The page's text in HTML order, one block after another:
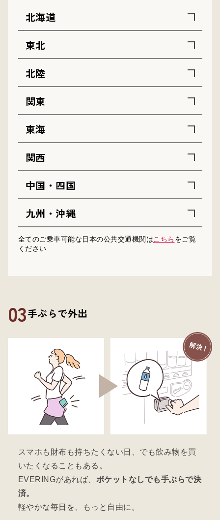
北海道
東北
北陸
関東
東海
関西
中国・四国
九州・沖縄
全てのご乗車可能な日本の公共交通機関はこちら をご覧
ください
03手ぶらで外出
スマホも財布も持ちたくない日、でも飲み物を買
いたくなることもある。
EVERINGがあれば、 ポケットなしでも手ぶらで決
済。
軽やかな毎日を、もっと自由に。